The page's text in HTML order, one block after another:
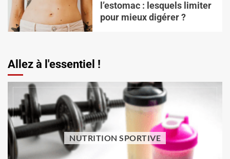
l’estomac : lesquels limiter
pour mieux digérer ?
Allez à l'essentiel !
NUTRITION SPORTIVE